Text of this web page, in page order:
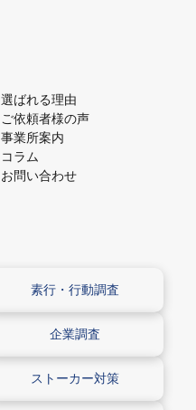
選ばれる理由
ご依頼者様の声
事業所案内
コラム
お問い合わせ
素行・行動調査
企業調査
ストーカー対策